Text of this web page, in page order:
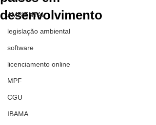
AMBIENTAL
legislação ambiental
software
licenciamento online
MPF
CGU
IBAMA
desenvolvimento